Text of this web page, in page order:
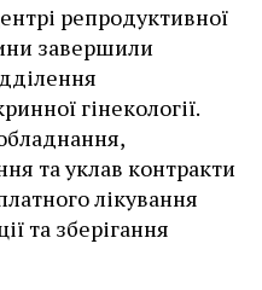
репродуктивної
завершили
гінекології.
та уклав контракти
лікування
та зберігання